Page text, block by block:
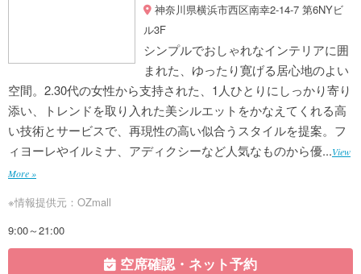
神奈川県横浜市西区南幸2-14-7 第6NYビ
ル3F
シンプルでおしゃれなインテリアに囲
まれた、ゆったり寛げる居心地のよい
空間。2.30代の女性から支持された、1人ひとりにしっかり寄り
添い、トレンドを取り入れた美シルエットをかなえてくれる高
い技術とサービスで、再現性の高い似合うスタイルを提案。フ
ィヨーレやイルミナ、アディクシーなど人気なものから優...View
More »
※情報提供元：OZmall
9:00～21:00
空席確認・ネット予約